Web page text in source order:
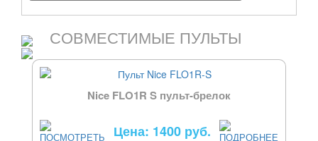
СОВМЕСТИМЫЕ ПУЛЬТЫ
Nice FLO1R S пульт-брелок
Цена: 1400 руб.